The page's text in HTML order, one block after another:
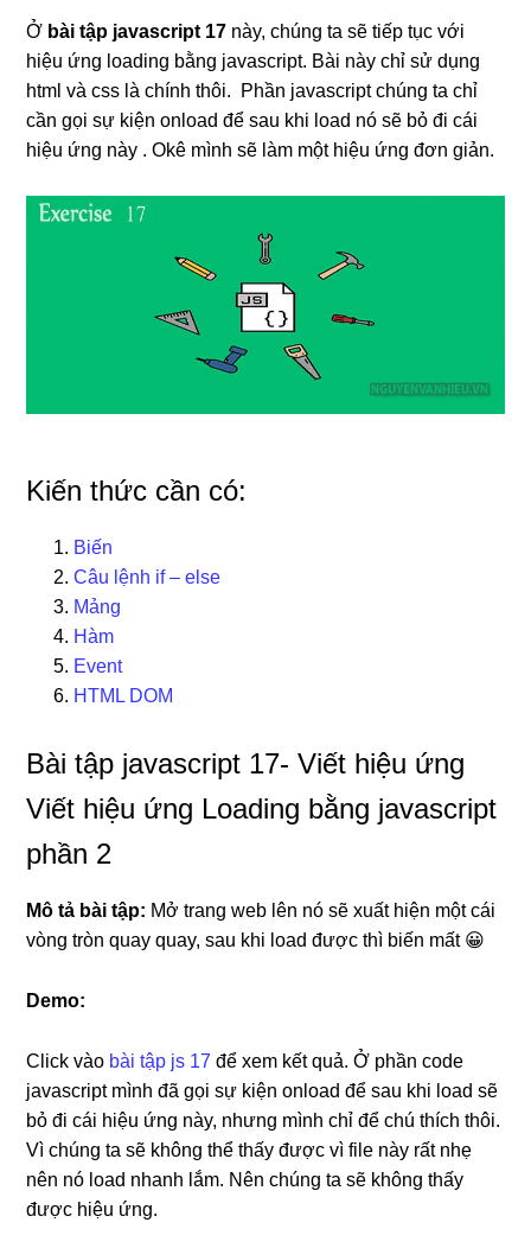
Ở bài tập javascript 17 này, chúng ta sẽ tiếp tục với
hiệu ứng loading bằng javascript. Bài này chỉ sử dụng
html và css là chính thôi. Phần javascript chúng ta chỉ
cần gọi sự kiện onload để sau khi load nó sẽ bỏ đi cái
hiệu ứng này . Okê mình sẽ làm một hiệu ứng đơn giản.
Kiến thức cần có:
Biến
Câu lệnh if – else
Mảng
Hàm
Event
HTML DOM
Bài tập javascript 17- Viết hiệu ứng
Viết hiệu ứng Loading bằng javascript
phần 2
Mô tả bài tập: Mở trang web lên nó sẽ xuất hiện một cái
vòng tròn quay quay, sau khi load được thì biến mất 😀
Demo:
Click vào bài tập js 17 để xem kết quả. Ở phần code
javascript mình đã gọi sự kiện onload để sau khi load sẽ
bỏ đi cái hiệu ứng này, nhưng mình chỉ để chú thích thôi.
Vì chúng ta sẽ không thể thấy được vì file này rất nhẹ
nên nó load nhanh lắm. Nên chúng ta sẽ không thấy
được hiệu ứng.